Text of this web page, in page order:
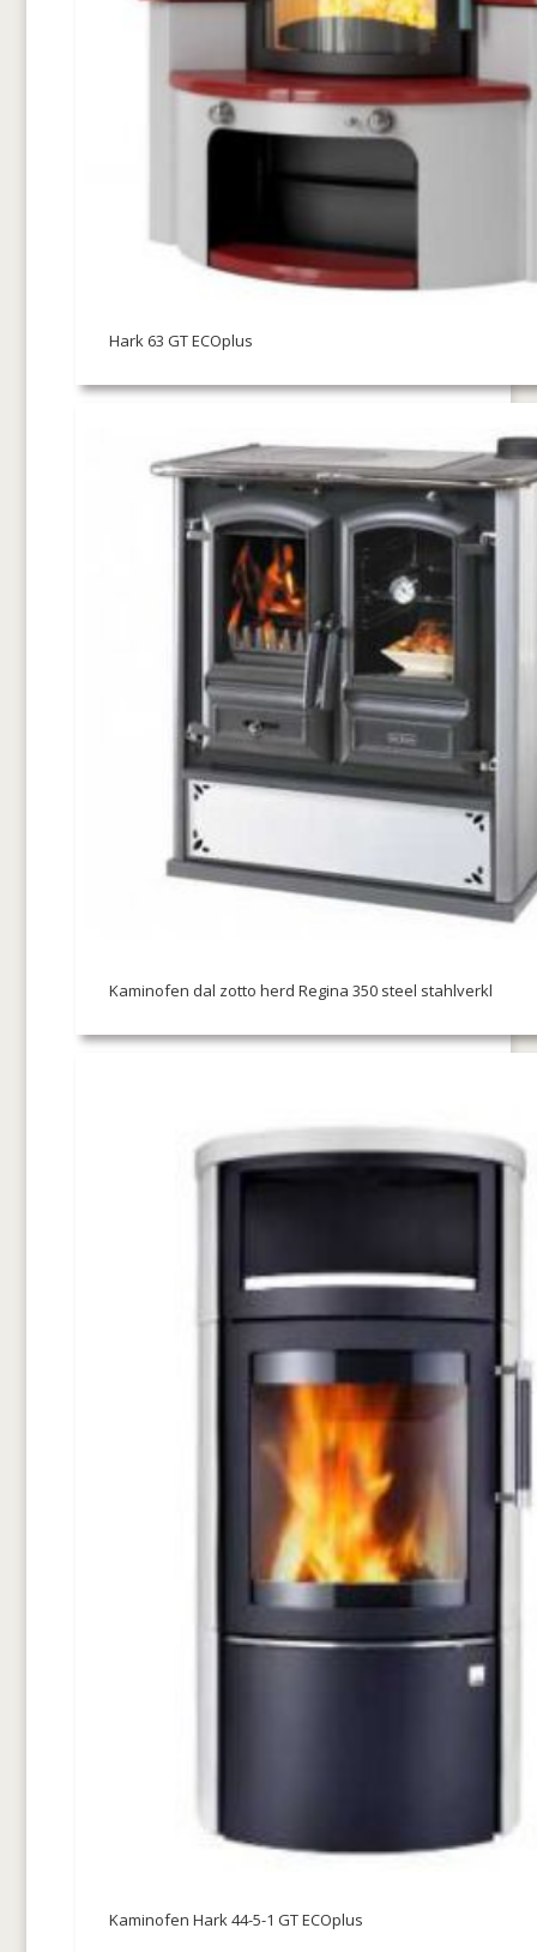
Hark 63 GT ECOplus
Kaminofen dal zotto herd Regina 350 steel stahlverkl
Kaminofen Hark 44-5-1 GT ECOplus